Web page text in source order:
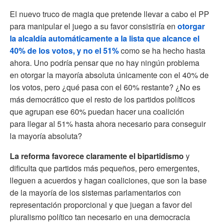
El nuevo truco de magia que pretende llevar a cabo el PP
para manipular el juego a su favor consistiría en otorgar
la alcaldía automáticamente a la lista que alcance el
40% de los votos, y no el 51%como se ha hecho hasta
ahora. Uno podría pensar que no hay ningún problema
en otorgar la mayoría absoluta únicamente con el 40% de
los votos, pero ¿qué pasa con el 60% restante? ¿No es
más democrático que el resto de los partidos políticos
que agrupan ese 60% puedan hacer una coalición
para llegar al 51% hasta ahora necesario para conseguir
la mayoría absoluta?
La reforma favorece claramente el bipartidismo y
dificulta que partidos más pequeños, pero emergentes,
lleguen a acuerdos y hagan coaliciones, que son la base
de la mayoría de los sistemas parlamentarios con
representación proporcional y que juegan a favor del
pluralismo político tan necesario en una democracia